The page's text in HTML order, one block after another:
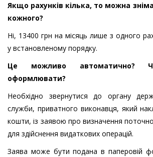
Якщо рахунків кілька, то можна
кожного?
Ні, 13400 грн на місяць лише з одного
у встановленому порядку.
Це можливо автоматично?
оформлювати?
Необхідно звернутися до органу
служби, приватного виконавця, який
кошти, із заявою про визначення
для здійснення видаткових операцій.
Заява може бути подана в паперовій